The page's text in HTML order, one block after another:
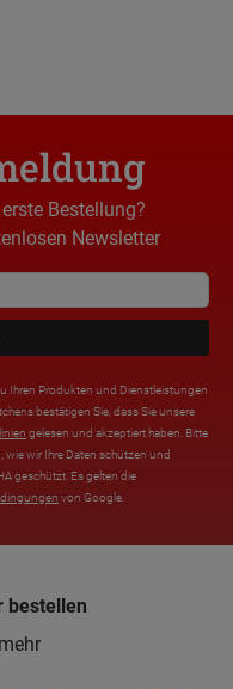
Bestellung?
Newsletter
Ihren Produkten und Dienstleistungen
bestätigen Sie, dass Sie unsere
gelesen und akzeptiert haben. Bitte
wie wir Ihre Daten schützen und
geschützt. Es gelten die
von Google.
bestellen